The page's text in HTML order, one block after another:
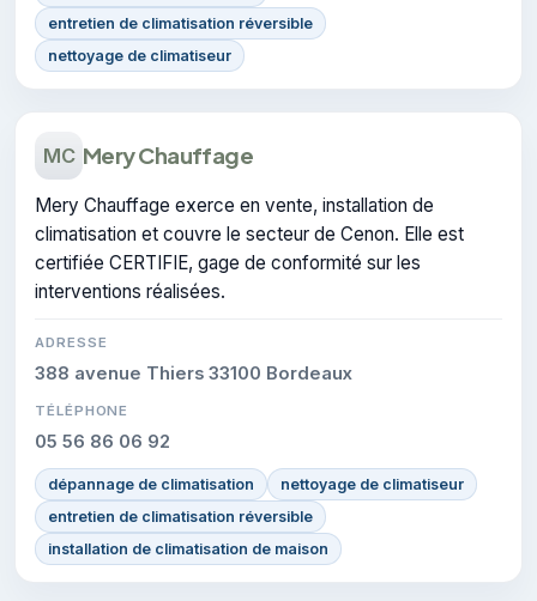
entretien de climatisation réversible
nettoyage de climatiseur
MC Mery Chauffage
Mery Chauffage exerce en vente, installation de
climatisation et couvre le secteur de Cenon. Elle est
certifiée CERTIFIE, gage de conformité sur les
interventions réalisées.
ADRESSE
388 avenue Thiers 33100 Bordeaux
TÉLÉPHONE
05 56 86 06 92
dépannage de climatisation
nettoyage de climatiseur
entretien de climatisation réversible
installation de climatisation de maison